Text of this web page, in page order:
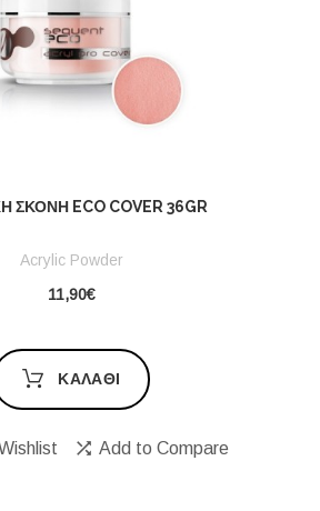
ΣΚΌΝΗ ECO COVER 36GR
Acrylic Powder
11,90€
ΚΑΛΆΘΙ
Add to Compare